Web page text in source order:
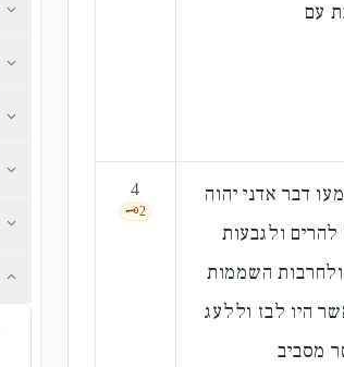
עם
4
🗝️2
דבר אדני יהוה
ולגבעות
ולחרבות השממות
היו לבז וללעג
מסביב